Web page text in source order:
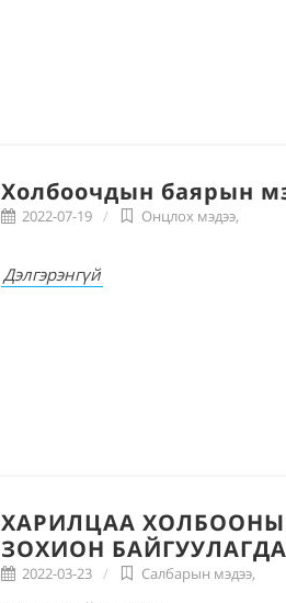
Холбоочдын баярын
2022-07-19 Онцлох мэдээ,
Дэлгэрэнгүй
ХАРИЛЦАА
ЗОХИОН
2022-03-23 Салбарын мэдээ,